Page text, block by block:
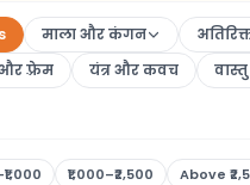
माला और कंगन
और फ़्रेम यंत्र और कवच
₹1,000–₹2,500 Above